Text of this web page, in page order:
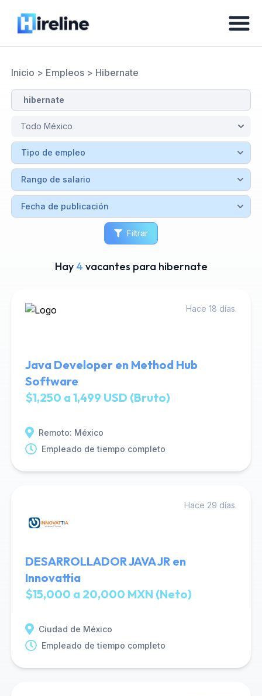
Inicio > Empleos> Hibernate
Filtrar
Hay 4 vacantes para hibernate
Hace 18 días.
Java Developer en Method Hub
Software
$1,250 a 1,499 USD (Bruto)
Remoto: México
Empleado de tiempo completo
Hace 29 días.
DESARROLLADOR JAVA JR en
Innovattia
$15,000 a 20,000 MXN (Neto)
Ciudad de México
Empleado de tiempo completo